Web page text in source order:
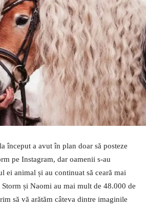
început a avut în plan doar să posteze
pe Instagram, dar oamenii s-au
ei animal și au continuat să ceară mai
și Naomi au mai mult de 48.000 de
să vă arătăm câteva dintre imaginile